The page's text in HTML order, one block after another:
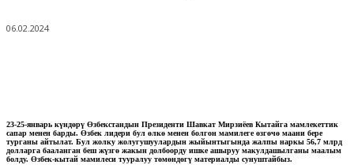
06.02.2024
23-25-январь күндөрү Өзбекстандын Президенти Шавкат Мирзиёев Кытайга мамлекеттик
сапар менен барды. Өзбек лидери бул өлкө менен болгон мамилеге өзгөчө маани бере
турганы айтылат. Бул жолку жолугушуулардын жыйынтыгында жалпы наркы 56,7 млрд
долларга бааланган беш жүзгө жакын долбоорду ишке ашыруу макулдашылганы маалым
болду. Өзбек-кытай мамилеси тууралуу төмөндөгү материалды сунуштайбыз.